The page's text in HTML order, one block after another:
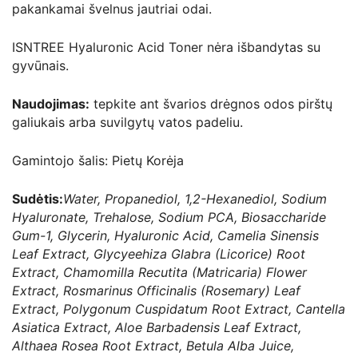
pakankamai švelnus jautriai odai.
ISNTREE Hyaluronic Acid Toner nėra išbandytas su
gyvūnais.
Naudojimas: tepkite ant švarios drėgnos odos pirštų
galiukais arba suvilgytų vatos padeliu.
Gamintojo šalis: Pietų Korėja
Sudėtis:Water, Propanediol, 1,2-Hexanediol, Sodium
Hyaluronate, Trehalose, Sodium PCA, Biosaccharide
Gum-1, Glycerin, Hyaluronic Acid, Camelia Sinensis
Leaf Extract, Glycyeehiza Glabra (Licorice) Root
Extract, Chamomilla Recutita (Matricaria) Flower
Extract, Rosmarinus Officinalis (Rosemary) Leaf
Extract, Polygonum Cuspidatum Root Extract, Cantella
Asiatica Extract, Aloe Barbadensis Leaf Extract,
Althaea Rosea Root Extract, Betula Alba Juice,